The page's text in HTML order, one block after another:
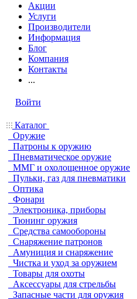
Акции
Услуги
Производители
Информация
Блог
Компания
Контакты
...
Войти
Каталог
Оружие
Патроны к оружию
Пневматическое оружие
ММГ и охолощенное оружие
Пульки, газ для пневматики
Оптика
Фонари
Электроника, приборы
Тюнинг оружия
Средства самообороны
Снаряжение патронов
Амуниция и снаряжение
Чистка и уход за оружием
Товары для охоты
Аксессуары для стрельбы
Запасные части для оружия